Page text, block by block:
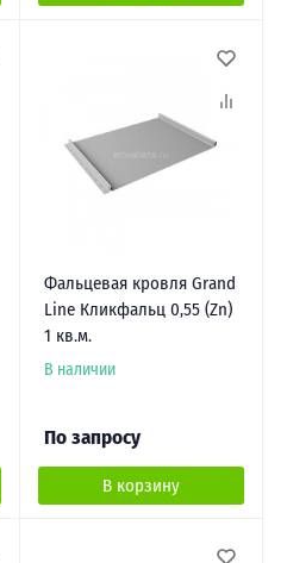
Фальцевая кровля Grand
Line Кликфальц 0,55 (Zn)
1 кв.м.
В наличии
По запросу
В корзину